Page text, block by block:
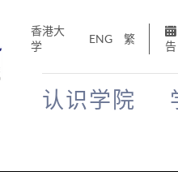
香港大
学
ENG 繁
告
认识学院